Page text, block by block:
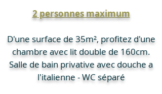
2 personnes maximum
D'une surface de 35m², profitez d'une
chambre avec lit double de 160cm.
Salle de bain privative avec douche a
l'italienne -WC séparé